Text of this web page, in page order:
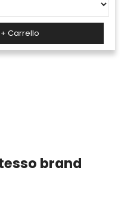
+ Carrello
brand